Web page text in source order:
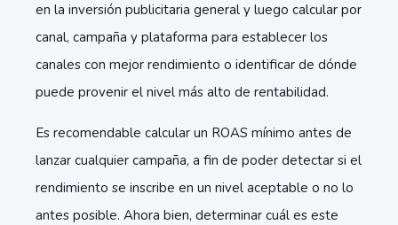
en la inversión publicitaria general y luego calcular por
canal, campaña y plataforma para establecer los
canales con mejor rendimiento o identificar de dónde
puede provenir el nivel más alto de rentabilidad.
Es recomendable calcular un ROAS mínimo antes de
lanzar cualquier campaña, a fin de poder detectar si el
rendimiento se inscribe en un nivel aceptable o no lo
antes posible. Ahora bien, determinar cuál es este